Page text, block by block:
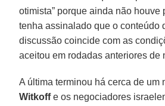
otimista” porque ainda não houve
tenha assinalado que o conteúdo
discussão coincide com as
aceitou em rodadas anteriores de
A última terminou há cerca de um
Witkoffe os negociadores